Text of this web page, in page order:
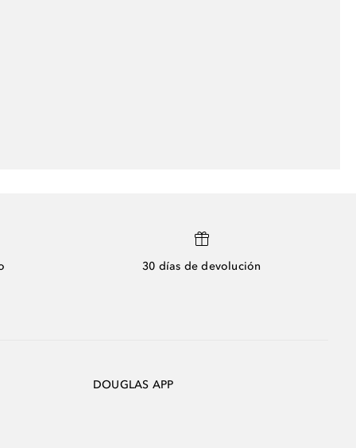
30 días de devolución
DOUGLAS APP